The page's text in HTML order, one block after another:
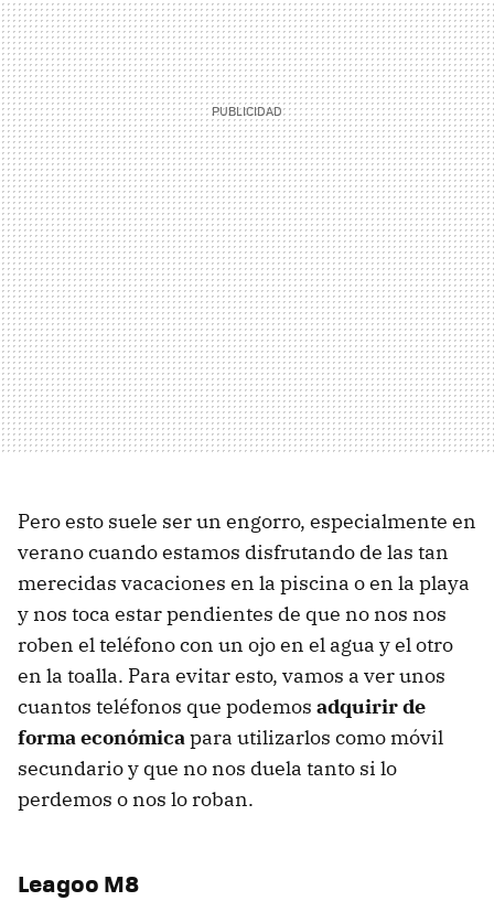
Pero esto suele ser un engorro, especialmente en
verano cuando estamos disfrutando de las tan
merecidas vacaciones en la piscina o en la playa
y nos toca estar pendientes de que no nos nos
roben el teléfono con un ojo en el agua y el otro
en la toalla. Para evitar esto, vamos a ver unos
cuantos teléfonos que podemos adquirir de
forma económicapara utilizarlos como móvil
secundario y que no nos duela tanto si lo
perdemos o nos lo roban.
Leagoo M8